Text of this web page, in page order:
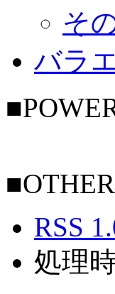
そ
バラ
RSS
処理